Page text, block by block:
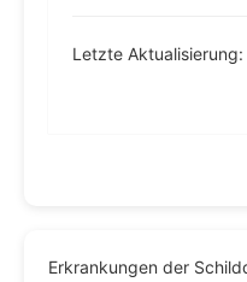
Letzte
Erkrankungen der